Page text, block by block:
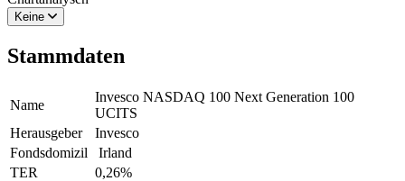
Keine
Stammdaten
Name
Invesco NASDAQ 100 Next Generation 100
UCITS
Herausgeber
Invesco
Fondsdomizil
Irland
TER
0,26%